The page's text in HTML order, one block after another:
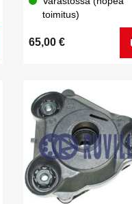
toimitus)
65,00 €